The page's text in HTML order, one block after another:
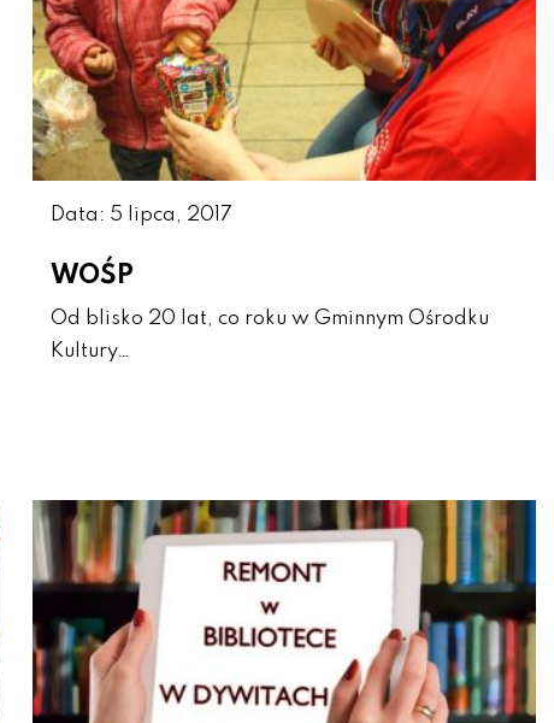
Data: 5 lipca, 2017
WOŚP
Od blisko 20 lat, co roku w Gminnym Ośrodku
Kultury…